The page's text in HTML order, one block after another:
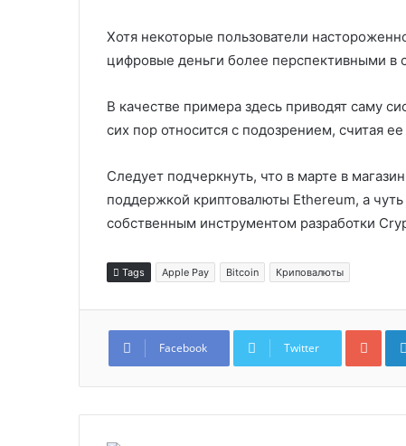
Хотя некоторые пользователи
цифровые деньги более перспективными в
В качестве примера здесь приводят саму
сих пор относится с подозрением, считая
Следует подчеркнуть, что в марте в
поддержкой криптовалюты Ethereum, а
собственным инструментом разработки
Tags Apple Pay Bitcoin Криповалюты
Facebook Twitter